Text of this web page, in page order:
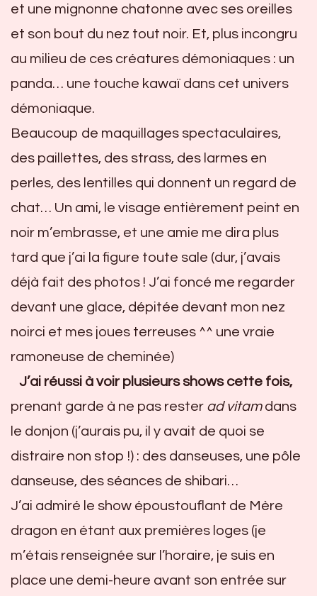
et une mignonne chatonne avec ses oreilles
et son bout du nez tout noir. Et, plus incongru
au milieu de ces créatures démoniaques : un
panda… une touche kawaï dans cet univers
démoniaque.
Beaucoup de maquillages spectaculaires,
des paillettes, des strass, des larmes en
perles, des lentilles qui donnent un regard de
chat… Un ami, le visage entièrement peint en
noir m’embrasse, et une amie me dira plus
tard que j’ai la figure toute sale (dur, j’avais
déjà fait des photos ! J’ai foncé me regarder
devant une glace, dépitée devant mon nez
noirci et mes joues terreuses ^^ une vraie
ramoneuse de cheminée)
J’ai réussi à voir plusieurs shows cette fois,
prenant garde à ne pas rester ad vitamdans
le donjon (j’aurais pu, il y avait de quoi se
distraire non stop !) : des danseuses, une pôle
danseuse, des séances de shibari…
J’ai admiré le show époustouflant de Mère
dragon en étant aux premières loges (je
m’étais renseignée sur l’horaire, je suis en
place une demi-heure avant son entrée sur